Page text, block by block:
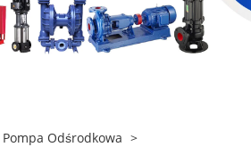
Pompa Odśrodkowa >